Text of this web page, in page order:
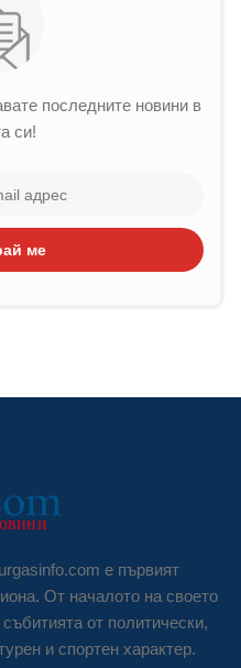
последните новини в
си!
ме
е първият
От началото на своето
от политически,
и спортен характер.